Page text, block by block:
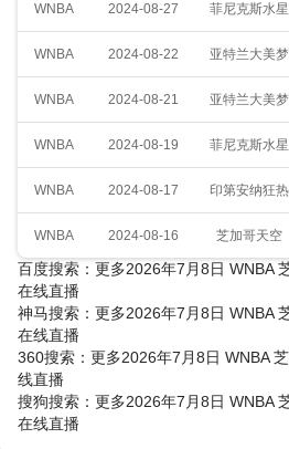
WNBA 2024-08-27 菲尼克斯水星
WNBA 2024-08-22 亚特兰大美梦
WNBA 2024-08-21 亚特兰大美梦
WNBA 2024-08-19 菲尼克斯水星
WNBA 2024-08-17 印第安纳狂热
WNBA 2024-08-16 芝加哥天空
百度搜索：更多2026年7月8日 WNBA
在线直播
神马搜索：更多2026年7月8日 WNBA
在线直播
360搜索：更多2026年7月8日 WNBA
线直播
搜狗搜索：更多2026年7月8日 WNBA
在线直播